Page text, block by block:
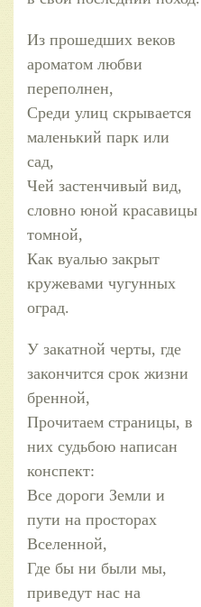
Из прошедших веков
ароматом любви
переполнен,
Среди улиц скрывается
маленький парк или
сад,
Чей застенчивый вид,
словно юной красавицы
томной,
Как вуалью закрыт
кружевами чугунных
оград.
У закатной черты, где
закончится срок жизни
бренной,
Прочитаем страницы, в
них судьбою написан
конспект:
Все дороги Земли и
пути на просторах
Вселенной,
Где бы ни были мы,
приведут нас на